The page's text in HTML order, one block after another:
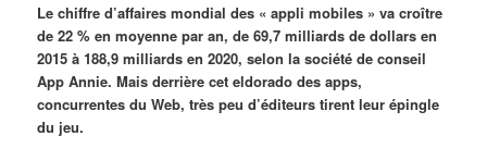
Le chiffre d’affaires mondial des « appli mobiles » va croître
de 22 % en moyenne par an, de 69,7 milliards de dollars en
2015 à 188,9 milliards en 2020, selon la société de conseil
App Annie. Mais derrière cet eldorado des apps,
concurrentes du Web, très peu d’éditeurs tirent leur épingle
du jeu.